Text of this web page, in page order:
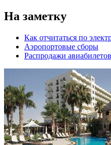
На заметку
Как отчитаться по
Аэропортовые сборы
Распродажи авиабилетов